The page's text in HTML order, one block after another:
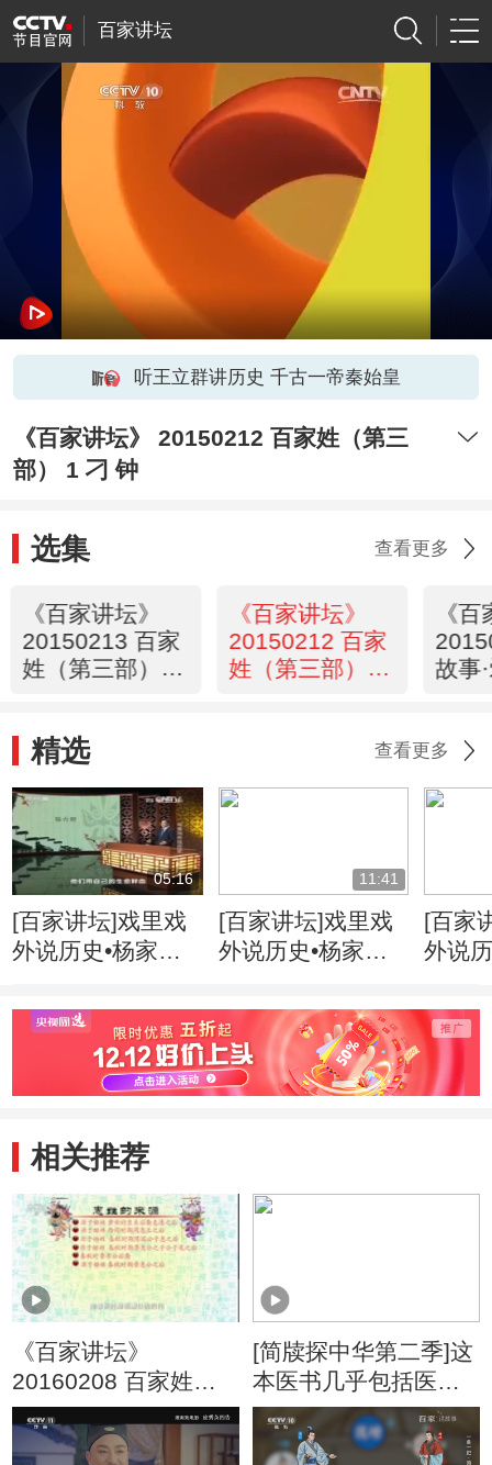
百家讲坛
听王立群讲历史 千古一帝秦始皇
《百家讲坛》 20150212 百家姓（第三
部） 1 刁 钟
选集 查看更多
《百家讲坛》
20150213 百家
姓（第三部） 2
《百家讲坛》
20150212 百家
姓（第三部） 1
《
故事
精选 查看更多
05:16
[百家讲坛]戏里戏
外说历史•杨家将
11:41
[百家讲坛]戏里戏
外说历史•杨家将
[百家
外说
相关推荐
《百家讲坛》
20160208 百家姓
（第四部） 1 於 惠 甄
[简牍探中华第二季]这
本医书几乎包括医学
全部分类